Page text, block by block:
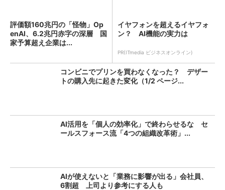
評価額160兆円の「怪物」Op
enAI、6.2兆円赤字の深層 国
家予算超え企業は...
イヤフォンを超えるイヤフォ
ン？ AI機能の実力は
PR(ITmedia ビジネスオンライン)
コンビニでプリンを買わなくなった？ デザー
トの購入先に起きた変化（1/2 ページ...
AI活用を「個人の効率化」で終わらせるな セ
ールスフォース流「4つの組織改革術」...
AIが使えないと「業務に影響が出る」会社員、
6割超 上司より参考にする人も